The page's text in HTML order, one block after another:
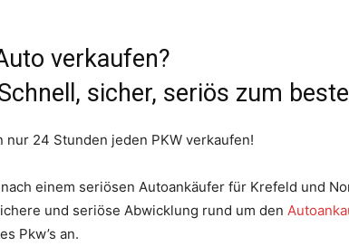
verkaufen?
sicher, seriös zum
nur 24 Stunden jeden PKW verkaufen!
einem seriösen Autoankäufer für Krefeld und
und seriöse Abwicklung rund um den
Pkw’s an.